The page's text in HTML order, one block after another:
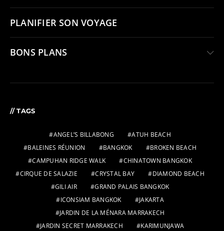
PLANIFIER SON VOYAGE
BONS PLANS
// TAGS
ANGEL’S BILLABONG
ATUH BEACH
BALEINES RÉUNION
BANGKOK
BROKEN BEACH
CAMPUHAN RIDGE WALK
CHINATOWN BANGKOK
CIRQUE DE SALAZIE
CRYSTAL BAY
DIAMOND BEACH
GILI AIR
GRAND PALAIS BANGKOK
ICONSIAM BANGKOK
JAKARTA
JARDIN DE LA MÉNARA MARRAKECH
JARDIN SECRET MARRAKECH
KARIMUNJAWA